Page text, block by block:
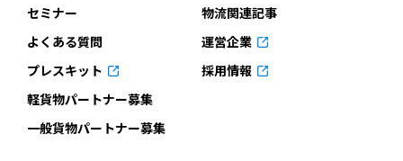
セミナー
物流関連記事
よくある質問
運営企業
プレスキット
採用情報
軽貨物パートナー募集
一般貨物パートナー募集